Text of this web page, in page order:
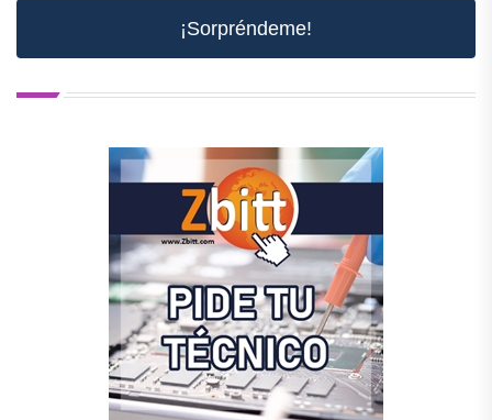
¡Sorpréndeme!